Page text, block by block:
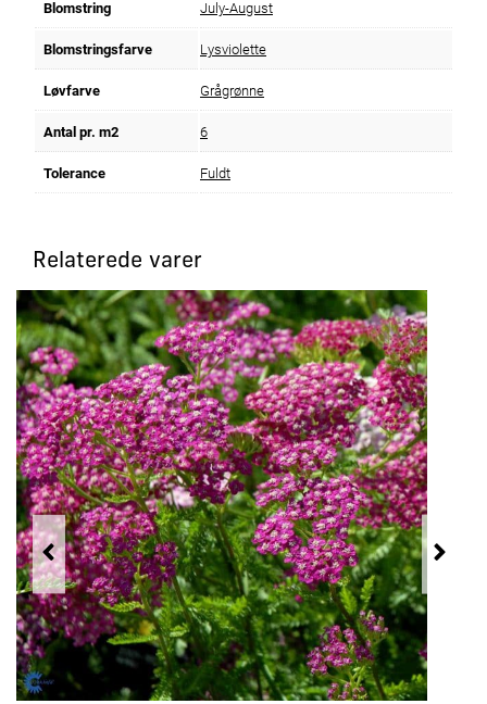
Blomstring July-August
Blomstringsfarve Lysviolette
Løvfarve Grågrønne
Antal pr. m2 6
Tolerance Fuldt
Relaterede varer